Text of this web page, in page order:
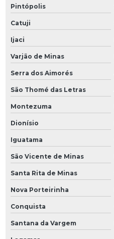
Pintópolis
Catuji
Ijaci
Varjão de Minas
Serra dos Aimorés
São Thomé das Letras
Montezuma
Dionísio
Iguatama
São Vicente de Minas
Santa Rita de Minas
Nova Porteirinha
Conquista
Santana da Vargem